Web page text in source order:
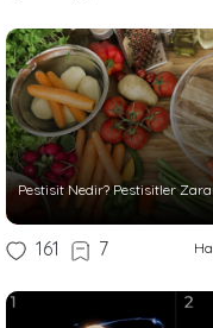
Pestisit Nedir? Pestisitler
161 7